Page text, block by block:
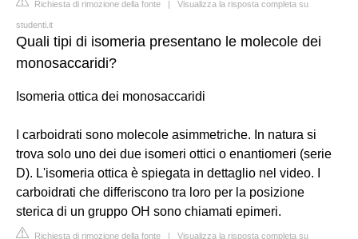
Richiesta di rimozione della fonte Visualizza la risposta completa su
studenti.it
Quali tipi di isomeria presentano le molecole dei
monosaccaridi?
Isomeria ottica dei monosaccaridi
I carboidrati sono molecole asimmetriche. In natura si
trova solo uno dei due isomeri ottici o enantiomeri (serie
D). L'isomeria ottica è spiegata in dettaglio nel video. I
carboidrati che differiscono tra loro per la posizione
sterica di un gruppo OH sono chiamati epimeri.
Richiesta di rimozione della fonte Visualizza la risposta completa su